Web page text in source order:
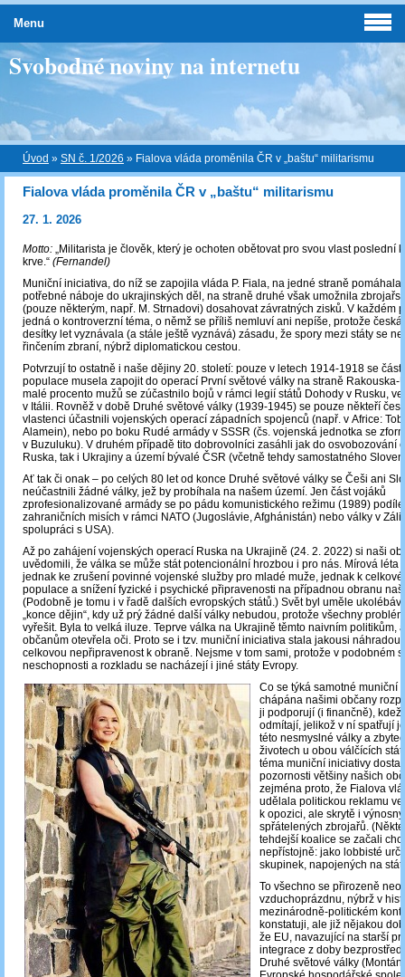
Svobodné noviny na internetu
Úvod » SN č. 1/2026 » Fialova vláda proměnila ČR v „baštu“ militarismu
Fialova vláda proměnila ČR v „baštu“ militarismu
27. 1. 2026
Motto: „Militarista je člověk, který je ochoten obětovat pro svou vlast poslední
krve.“ (Fernandel)
Muniční iniciativa, do níž se zapojila vláda P. Fiala, na jedné straně pomáhala
potřebné náboje do ukrajinských děl, na straně druhé však umožnila
(pouze některým, např. M. Strnadovi) dosahovat závratných zisků. V každém
jedná o kontroverzní téma, o němž se příliš nemluví ani nepíše, protože
desítky let vyznávala (a stále ještě vyznává) zásadu, že spory mezi státy se
řinčením zbraní, nýbrž diplomatickou cestou.
Potvrzují to ostatně i naše dějiny 20. století: pouze v letech 1914-1918 se část
populace musela zapojit do operací První světové války na straně Rakouska-
malé procento mužů se zúčastnilo bojů v rámci legií států Dohody v Rusku,
v Itálii. Rovněž v době Druhé světové války (1939-1945) se pouze někteří
vlastenci účastnili vojenských operací západních spojenců (např. v Africe:
Alamein), nebo po boku Rudé armády v SSSR (čs. vojenská jednotka se
v Buzuluku). V druhém případě tito dobrovolníci zasáhli jak do osvobozování
Ruska, tak i Ukrajiny a území bývalé ČSR (včetně tehdy samostatného
Ať tak či onak – po celých 80 let od konce Druhé světové války se Češi ani
neúčastnili žádné války, jež by probíhala na našem území. Jen část vojáků
zprofesionalizované armády se po pádu komunistického režimu (1989)
zahraničních misích v rámci NATO (Jugoslávie, Afghánistán) nebo války v
spolupráci s USA).
Až po zahájení vojenských operací Ruska na Ukrajině (24. 2. 2022) si naši
uvědomili, že válka se může stát potencionální hrozbou i pro nás. Mírová léta
jednak ke zrušení povinné vojenské služby pro mladé muže, jednak k
populace a snížení fyzické i psychické připravenosti na případnou obranu
(Podobně je tomu i v řadě dalších evropských států.) Svět byl uměle
„konce dějin“, kdy už prý žádné další války nebudou, protože všechny
vyřešit. Byla to velká iluze. Teprve válka na Ukrajině těmto naivním politikům,
občanům otevřela oči. Proto se i tzv. muniční iniciativa stala jakousi náhradou
celkovou nepřipravenost k obraně. Nejsme v tom sami, protože v podobném
neschopnosti a rozkladu se nacházejí i jiné státy Evropy.
Co se týká samotné muniční
chápána našimi občany
ji podporují (i finančně),
odmítají, jelikož v ní spatřují
této nesmyslné války a
životech u obou válčících
téma muniční iniciativy
pozornosti většiny našich
zejména proto, že Fialova
udělala politickou reklamu
k opozici, ale skrytě i
spřátelených zbrojařů.
tehdejší koalice se začali
nepřístojně: jako lobbisté
skupinek, napojených na
To všechno se přirozeně
vzduchoprázdnu, nýbrž v
mezinárodně-politickém
konstatuji, ale již nějakou
že EU, navazující na starší
integrace z doby
Druhé světové války
Menu